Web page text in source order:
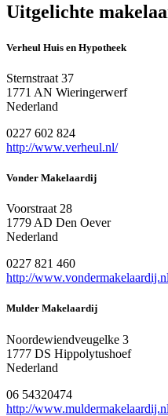
Uitgelichte
Verheul Huis en Hypotheek
Sternstraat 37
1771 AN Wieringerwerf
Nederland
0227 602 824
http://www.verheul.nl/
Vonder Makelaardij
Voorstraat 28
1779 AD Den Oever
Nederland
0227 821 460
http://
Mulder Makelaardij
Noordewiendveugelke 3
1777 DS Hippolytushoef
Nederland
06 54320474
http://